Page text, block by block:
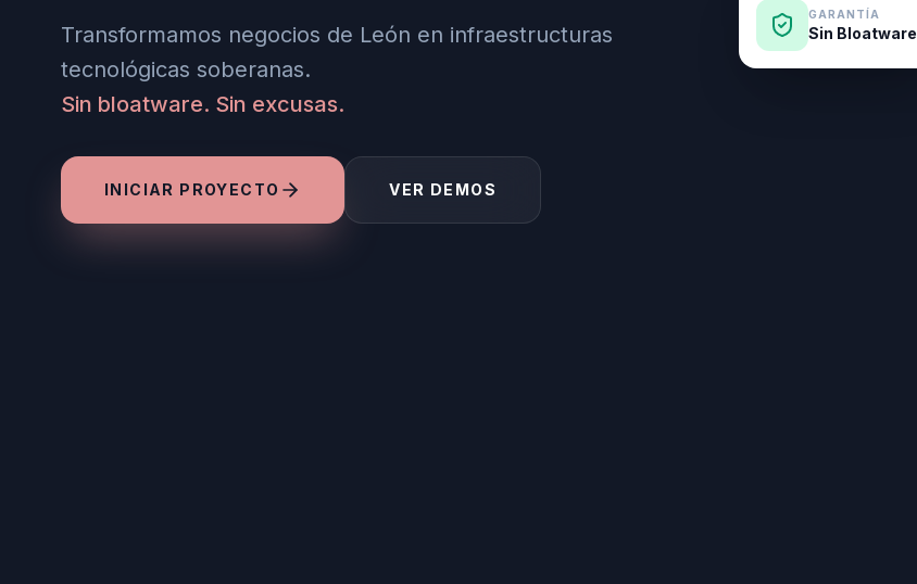
Transformamos negocios de León en infraestructuras
tecnológicas soberanas.
Sin bloatware. Sin excusas.
INICIAR PROYECTO VER DEMOS
GARANTÍA
Sin Bloatware